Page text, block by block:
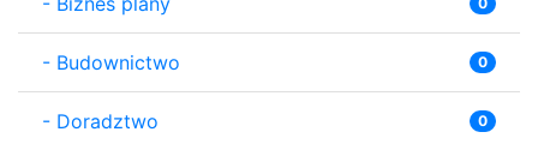
- Budownictwo 0
- Doradztwo 0